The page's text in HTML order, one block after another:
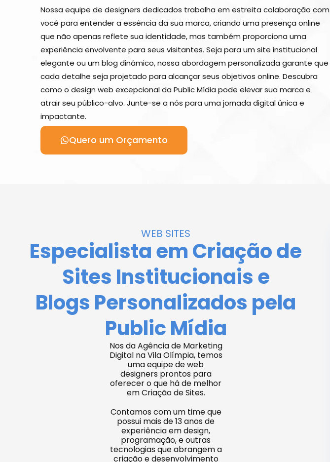
Nossa equipe de designers dedicados trabalha em estreita colaboração com
você para entender a essência da sua marca, criando uma presença online
que não apenas reflete sua identidade, mas também proporciona uma
experiência envolvente para seus visitantes. Seja para um site institucional
elegante ou um blog dinâmico, nossa abordagem personalizada garante que
cada detalhe seja projetado para alcançar seus objetivos online. Descubra
como o design web excepcional da Public Mídia pode elevar sua marca e
atrair seu público-alvo. Junte-se a nós para uma jornada digital única e
impactante.
Quero um Orçamento
WEB SITES
Especialista em Criação de
Sites Institucionais e
Blogs Personalizados pela
Public Mídia
Nos da Agência de Marketing
Digital na Vila Olímpia, temos
uma equipe de web
designers prontos para
oferecer o que há de melhor
em Criação de Sites.
Contamos com um time que
possui mais de 13 anos de
experiência em design,
programação, e outras
tecnologias que abrangem a
criação e desenvolvimento